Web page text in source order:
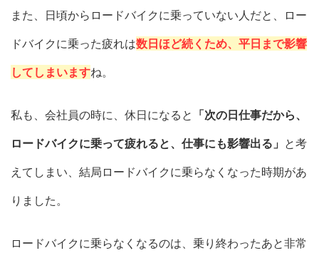
また、日頃からロードバイクに乗っていない人だと、ロー
ドバイクに乗った疲れは数日ほど続くため、平日まで影響
してしまいますね。
私も、会社員の時に、休日になると 「次の日仕事だから、
ロードバイクに乗って疲れると、仕事にも影響出る」 と考
えてしまい、結局ロードバイクに乗らなくなった時期があ
りました。
ロードバイクに乗らなくなるのは、乗り終わったあと非常